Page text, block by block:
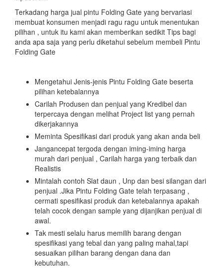
Terkadang harga jual pintu Folding Gate yang bervariasi
membuat konsumen menjadi ragu ragu untuk menentukan
pilihan , untuk itu kami akan memberikan sedikit Tips bagi
anda apa saja yang perlu diketahui sebelum membeli Pintu
Folding Gate
Mengetahui Jenis-jenis Pintu Folding Gate beserta
pilihan ketebalannya
Carilah Produsen dan penjual yang Kredibel dan
terpercaya dengan melihat Project list yang pernah
dikerjakannya
Meminta Spesifikasi dari produk yang akan anda beli
Jangancepat tergoda dengan iming-iming harga
murah dari penjual , Carilah harga yang terbaik dan
Realistis
Mintalah contoh Slat daun , Unp dan besi silangan dari
penjual .Jika Pintu Folding Gate telah terpasang ,
cermati spesifikasi produk dan ketebalannya apakah
telah cocok dengan sample yang dijanjikan penjual di
awal.
Tak mesti selalu harus memilih barang dengan
spesifikasi yang tebal dan yang paling mahal,tapi
sesuaikan pilihan barang dengan dana dan
kebutuhan.